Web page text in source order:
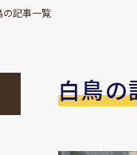
の記事一覧
白鳥の